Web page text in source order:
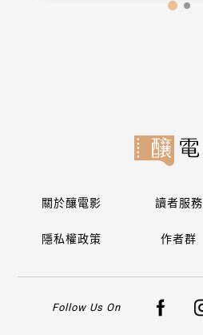
關於釀電影 讀者服務
隱私權政策 作者群
Follow Us On